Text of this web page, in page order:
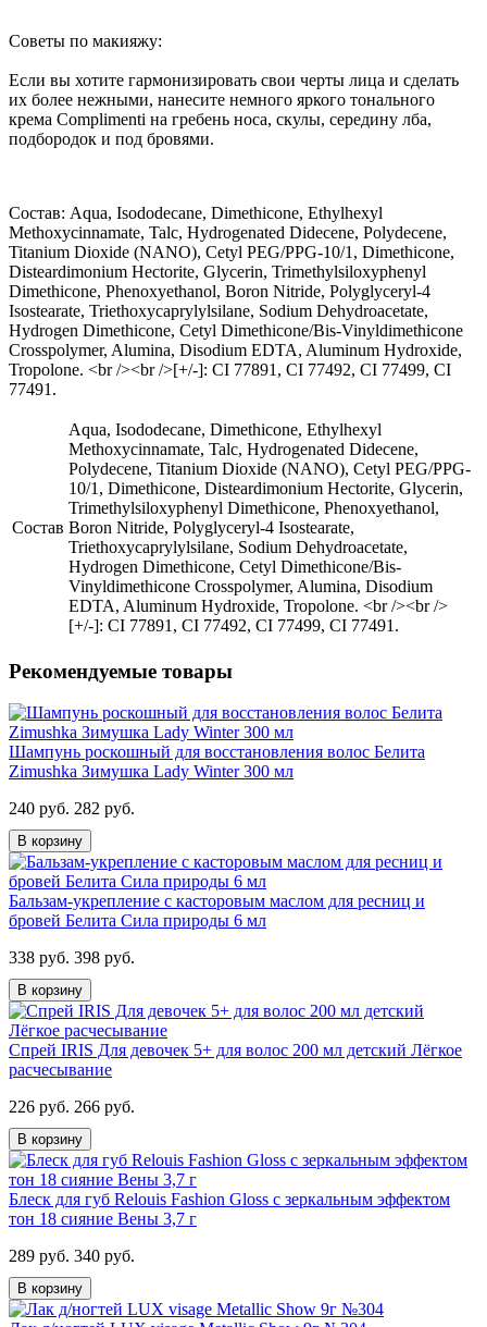
Советы по макияжу:
Если вы хотите гармонизировать свои черты лица и сделать
их более нежными, нанесите немного яркого тонального
крема Complimenti на гребень носа, скулы, середину лба,
подбородок и под бровями.
Состав: Aqua, Isododecane, Dimethicone, Ethylhexyl
Methoxycinnamate, Talc, Hydrogenated Didecene, Polydecene,
Titanium Dioxide (NANO), Cetyl PEG/PPG-10/1, Dimethicone,
Disteardimonium Hectorite, Glycerin, Trimethylsiloxyphenyl
Dimethicone, Phenoxyethanol, Boron Nitride, Polyglyceryl-4
Isostearate, Triethoxycaprylylsilane, Sodium Dehydroacetate,
Hydrogen Dimethicone, Cetyl Dimethicone/Bis-Vinyldimethicone
Crosspolymer, Alumina, Disodium EDTA, Aluminum Hydroxide,
Tropolone. <br /><br />[+/-]: CI 77891, CI 77492, CI 77499, CI
77491.
Состав
Aqua, Isododecane, Dimethicone, Ethylhexyl
Methoxycinnamate, Talc, Hydrogenated Didecene,
Polydecene, Titanium Dioxide (NANO), Cetyl PEG/PPG-
10/1, Dimethicone, Disteardimonium Hectorite, Glycerin,
Trimethylsiloxyphenyl Dimethicone, Phenoxyethanol,
Boron Nitride, Polyglyceryl-4 Isostearate,
Triethoxycaprylylsilane, Sodium Dehydroacetate,
Hydrogen Dimethicone, Cetyl Dimethicone/Bis-
Vinyldimethicone Crosspolymer, Alumina, Disodium
EDTA, Aluminum Hydroxide, Tropolone. <br /><br />
[+/-]: CI 77891, CI 77492, CI 77499, CI 77491.
Рекомендуемые товары
Шампунь роскошный для восстановления волос Белита
Zimushka Зимушка Lady Winter 300 мл
240 руб. 282 руб.
В корзину
Бальзам-укрепление с касторовым маслом для ресниц и
бровей Белита Сила природы 6 мл
338 руб. 398 руб.
В корзину
Спрей IRIS Для девочек 5+ для волос 200 мл детский Лёгкое
расчесывание
226 руб. 266 руб.
В корзину
Блеск для губ Relouis Fashion Gloss с зеркальным эффектом
тон 18 сияние Вены 3,7 г
289 руб. 340 руб.
В корзину